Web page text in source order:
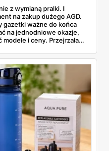
z wymianą pralki. I
na zakup dużego AGD.
gazetki ważne do końca
na jednodniowe okazje,
i ceny. Przejrzałam